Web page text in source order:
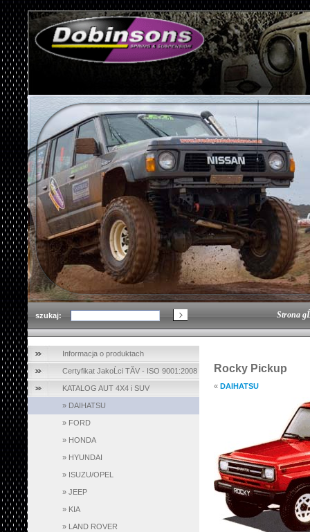
szukaj: Strona
Informacja o produktach
Certyfikat JakoĹci TĂV - ISO 9001:2008
KATALOG AUT 4X4 i SUV
» DAIHATSU
» FORD
» HONDA
» HYUNDAI
» ISUZU/OPEL
» JEEP
» KIA
» LAND ROVER
Rocky Pickup
« DAIHATSU